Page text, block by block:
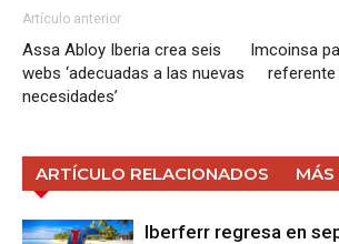
Artículo anterior
Assa Abloy Iberia crea seis
webs ‘adecuadas a las nuevas
necesidades’
Imcoinsa
referente
ARTÍCULO RELACIONADOS MÁS
Iberferr regresa en